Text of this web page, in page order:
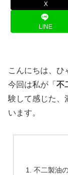
X
LINE
こんにちは、ひ
今回は私が「 不
験して感じた、
います。
不二製油